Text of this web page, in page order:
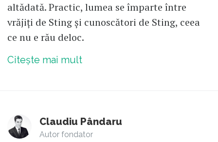
altădată. Practic, lumea se împarte între
vrăjiți de Sting și cunoscători de Sting, ceea
ce nu e rău deloc.
Citește mai mult
Claudiu Pândaru
Autor fondator